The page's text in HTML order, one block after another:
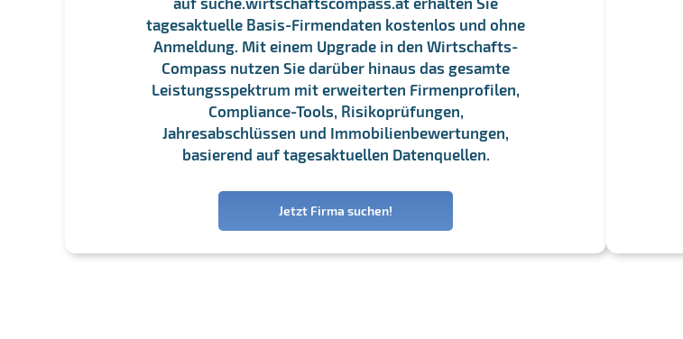
tagesaktuelle Basis-Firmendaten kostenlos und ohne
Anmeldung. Mit einem Upgrade in den Wirtschafts-
Compass nutzen Sie darüber hinaus das gesamte
Leistungsspektrum mit erweiterten Firmenprofilen,
Compliance-Tools, Risikoprüfungen,
Jahresabschlüssen und Immobilienbewertungen,
basierend auf tagesaktuellen Datenquellen.
Jetzt Firma suchen!